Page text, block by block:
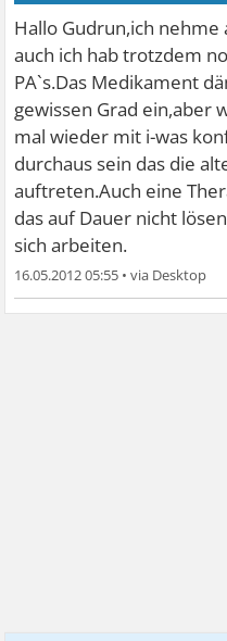
Hallo Gudrun,ich
auch ich hab trotzdem
PA`s.Das Medikament
gewissen Grad ein,aber
mal wieder mit i-was
durchaus sein das die
auftreten.Auch eine
das auf Dauer nicht
sich arbeiten.
16.05.2012 05:55 •